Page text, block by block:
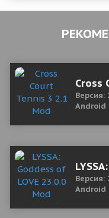
Cross
Версия:
Android
Версия:
Android